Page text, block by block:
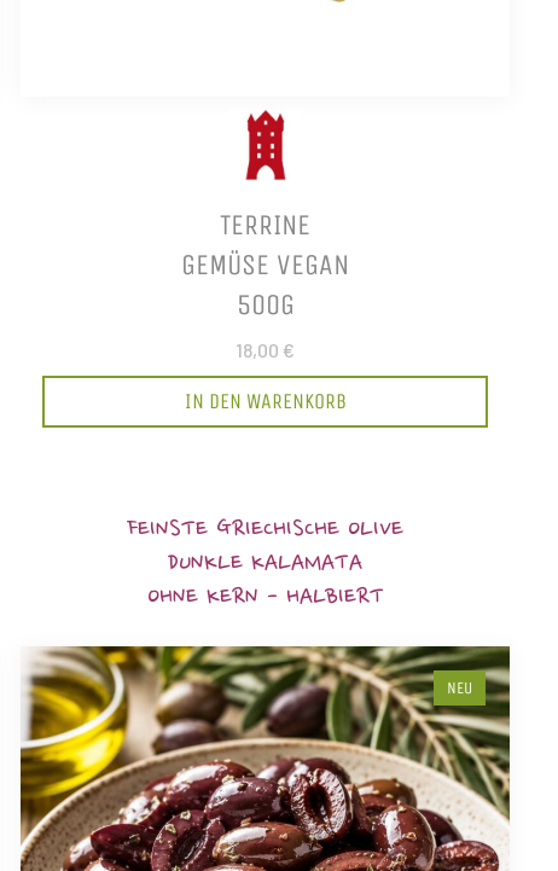
TERRINE
GEMÜSE VEGAN
500G
18,00 €
IN DEN WARENKORB
FEINSTE GRIECHISCHE OLIVE
DUNKLE KALAMATA
OHNE KERN - HALBIERT
NEU